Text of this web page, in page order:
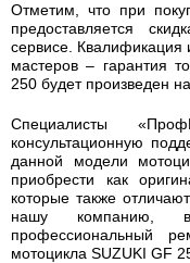
Отметим, что при
предоставляется
сервисе.
мастеров – гарантия
250 будет произведен
Специалисты
консультационную
данной модели
приобрести как
которые также
нашу компанию,
профессиональный
мотоцикла SUZUKI GF